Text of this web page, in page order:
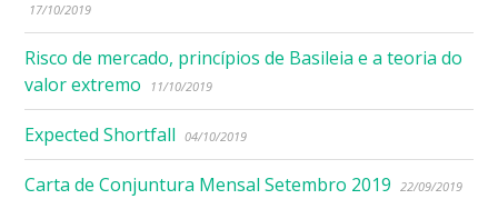
17/10/2019
Risco de mercado, princípios de Basileia e a teoria do
valor extremo
11/10/2019
Expected Shortfall 04/10/2019
Carta de Conjuntura Mensal Setembro 2019 22/09/2019